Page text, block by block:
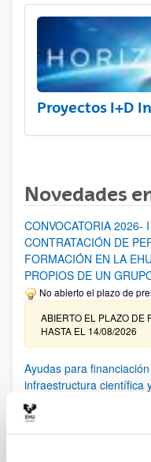
Proyectos I+D
Novedades
CONVOCATORIA 2026-
CONTRATACIÓN DE
FORMACIÓN EN LA
PROPIOS DE UN
No abierto el plazo de
ABIERTO EL PLAZO DE
HASTA EL 14/08/2026
Ayudas para
infraestructura científica
UPV/EHU 2026